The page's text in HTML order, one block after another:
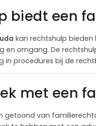
biedt een
kan rechtshulp bieden
en omgang. De
in procedures bij de
met een
getoond van